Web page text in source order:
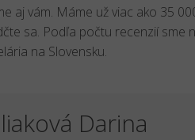
aj vám. Máme už viac ako 35
sa. Podľa počtu recenzií sme
na Slovensku.
Darina